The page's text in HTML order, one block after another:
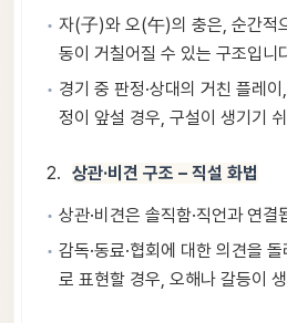
자(子)와 오(午)의 충은, 순간적
동이 거칠어질 수 있는 구조입니
경기 중 판정·상대의 거친 플레
정이 앞설 경우, 구설이 생기기
상관·비견 구조 – 직설 화법
상관·비견은 솔직함·직언과 연결
감독·동료·협회에 대한 의견을
로 표현할 경우, 오해나 갈등이